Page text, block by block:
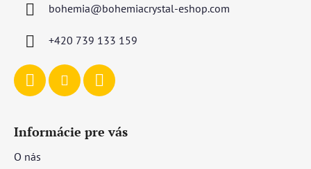
bohemia@bohemiacrystal-eshop.com
+420 739 133 159
Informácie pre vás
O nás